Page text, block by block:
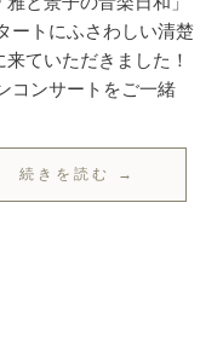
ートにふさわしい清楚
ていただきました！
コンサートをご一緒
続きを読む →